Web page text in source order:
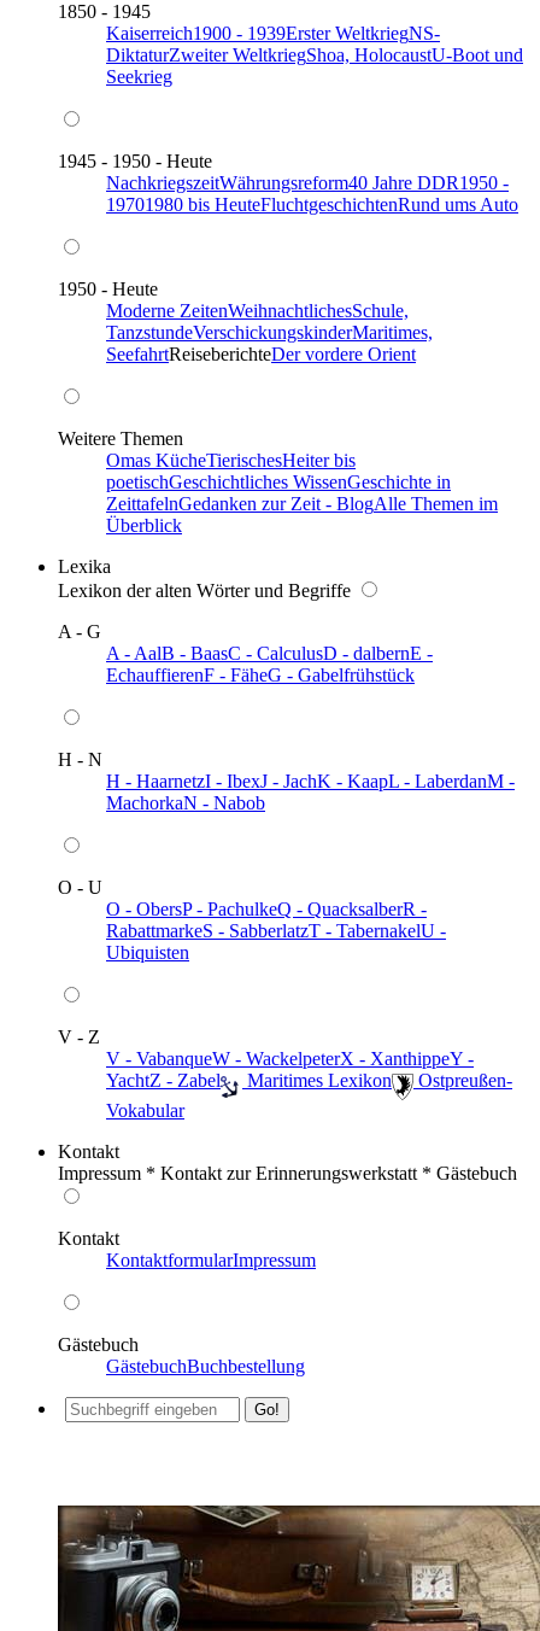
1850 - 1945
Kaiserreich1900 - 1939Erster WeltkriegNS-
DiktaturZweiter WeltkriegShoa, HolocaustU-Boot und
Seekrieg
1945 - 1950 - Heute
NachkriegszeitWährungsreform40 Jahre DDR1950 -
19701980 bis HeuteFluchtgeschichtenRund ums Auto
1950 - Heute
Moderne ZeitenWeihnachtlichesSchule,
TanzstundeVerschickungskinderMaritimes,
SeefahrtReiseberichteDer vordere Orient
Weitere Themen
Omas KücheTierischesHeiter bis
poetischGeschichtliches WissenGeschichte in
ZeittafelnGedanken zur Zeit - BlogAlle Themen im
Überblick
Lexika
Lexikon der alten Wörter und Begriffe
A - G
A - AalB - BaasC - CalculusD - dalbernE -
EchauffierenF - FäheG - Gabelfrühstück
H - N
H - HaarnetzI - IbexJ - JachK - KaapL - LaberdanM -
MachorkaN - Nabob
O - U
O - ObersP - PachulkeQ - QuacksalberR -
RabattmarkeS - SabberlatzT - TabernakelU -
Ubiquisten
V - Z
V - VabanqueW - WackelpeterX - XanthippeY -
YachtZ - Zabel ️ Maritimes Lexikon
️ Ostpreußen-
Vokabular
Kontakt
Impressum * Kontakt zur Erinnerungswerkstatt * Gästebuch
Kontakt
KontaktformularImpressum
Gästebuch
GästebuchBuchbestellung